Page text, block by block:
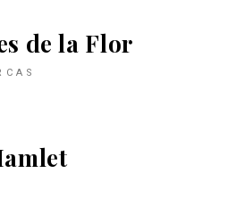
de la Flor